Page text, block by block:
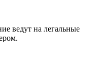
ведут на легальные